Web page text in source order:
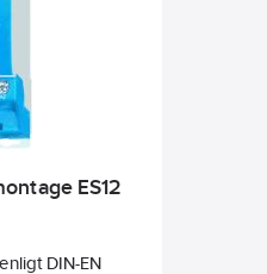
ES12
DIN-EN